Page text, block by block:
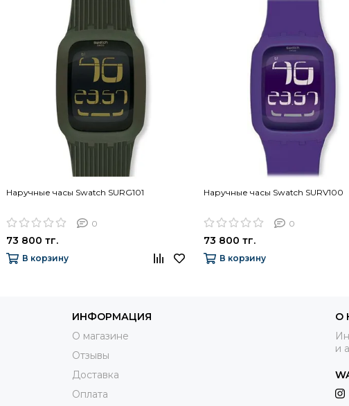
Наручные часы Swatch SURG101
0
73 800 тг.
В корзину
Наручные часы Swatch SURV100
0
73 800 тг.
В корзину
ИНФОРМАЦИЯ
О магазине
Отзывы
Доставка
Оплата
О
и